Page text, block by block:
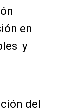
en
y
del